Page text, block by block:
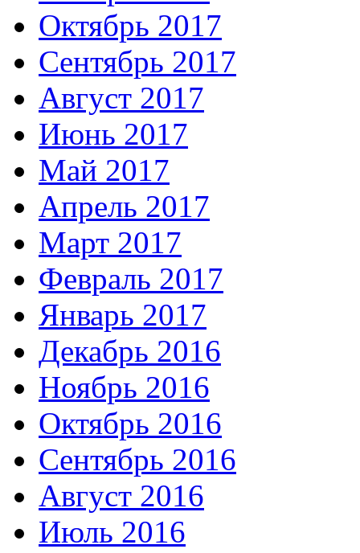
Октябрь 2017
Сентябрь 2017
Август 2017
Июнь 2017
Май 2017
Апрель 2017
Март 2017
Февраль 2017
Январь 2017
Декабрь 2016
Ноябрь 2016
Октябрь 2016
Сентябрь 2016
Август 2016
Июль 2016